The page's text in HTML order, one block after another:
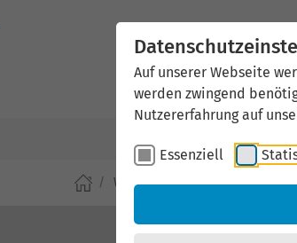
Auf unserer Webseite
werden zwingend
Nutzererfahrung auf
Essenziell
Aktuelles
Wirtschaftsförderung